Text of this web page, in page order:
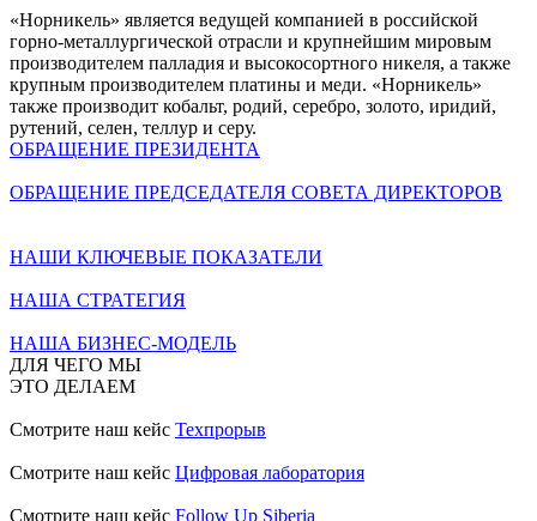
«Норникель» является ведущей компанией в российской
горно-металлургической отрасли и крупнейшим мировым
производителем палладия и высокосортного никеля, а также
крупным производителем платины и меди. «Норникель»
также производит кобальт, родий, серебро, золото, иридий,
рутений, селен, теллур и серу.
ОБРАЩЕНИЕ ПРЕЗИДЕНТА
ОБРАЩЕНИЕ ПРЕДСЕДАТЕЛЯ СОВЕТА ДИРЕКТОРОВ
НАШИ КЛЮЧЕВЫЕ ПОКАЗАТЕЛИ
НАША СТРАТЕГИЯ
НАША БИЗНЕС-МОДЕЛЬ
ДЛЯ ЧЕГО МЫ
ЭТО ДЕЛАЕМ
Смотрите наш кейс Техпрорыв
Смотрите наш кейс Цифровая лаборатория
Смотрите наш кейс Follow Up Siberia